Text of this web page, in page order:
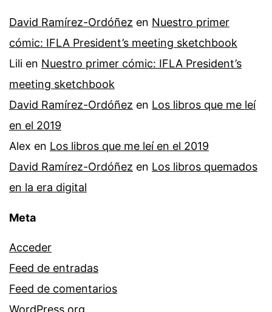
David Ramírez-Ordóñez en Nuestro primer
cómic: IFLA President’s meeting sketchbook
Lili en Nuestro primer cómic: IFLA President’s
meeting sketchbook
David Ramírez-Ordóñez en Los libros que me leí
en el 2019
Alex en Los libros que me leí en el 2019
David Ramírez-Ordóñez en Los libros quemados
en la era digital
Meta
Acceder
Feed de entradas
Feed de comentarios